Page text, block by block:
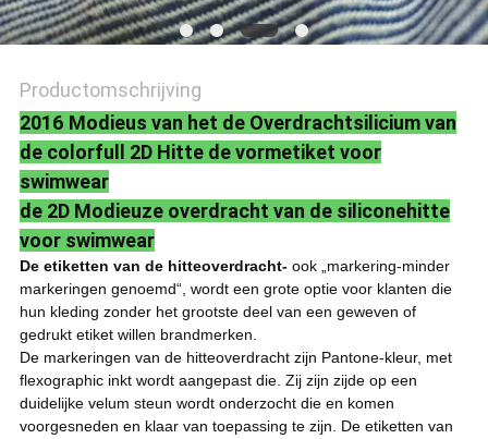
Productomschrijving
2016 Modieus van het de Overdrachtsilicium van
de colorfull 2D Hitte de vormetiket voor
swimwear
de 2D Modieuze overdracht van de siliconehitte
voor swimwear
De etiketten van de hitteoverdracht-ook „markering-minder
markeringen genoemd“, wordt een grote optie voor klanten die
hun kleding zonder het grootste deel van een geweven of
gedrukt etiket willen brandmerken.
De markeringen van de hitteoverdracht zijn Pantone-kleur, met
flexographic inkt wordt aangepast die. Zij zijn zijde op een
duidelijke velum steun wordt onderzocht die en komen
voorgesneden en klaar van toepassing te zijn. De etiketten van